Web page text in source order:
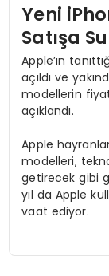
Yeni
Satışa
Apple’ın
açıldı ve
modellerin
açıklandı.
Apple
modelleri,
getirecek gibi
yıl da Apple
vaat ediyor.